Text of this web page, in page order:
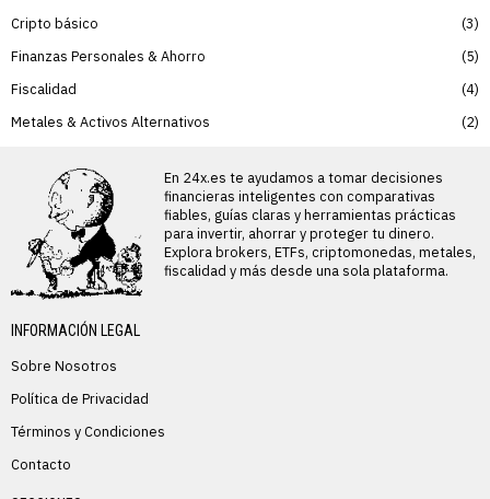
Cripto básico
3
Finanzas Personales & Ahorro
5
Fiscalidad
4
Metales & Activos Alternativos
2
En 24x.es te ayudamos a tomar decisiones
financieras inteligentes con comparativas
fiables, guías claras y herramientas prácticas
para invertir, ahorrar y proteger tu dinero.
Explora brokers, ETFs, criptomonedas, metales,
fiscalidad y más desde una sola plataforma.
INFORMACIÓN LEGAL
Sobre Nosotros
Política de Privacidad
Términos y Condiciones
Contacto